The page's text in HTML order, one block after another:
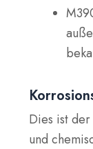
Dies ist
und